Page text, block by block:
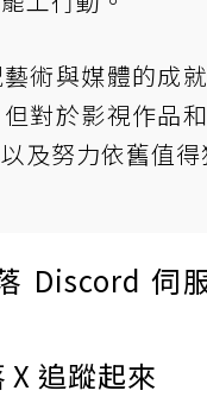
術與媒體的成
對於影視作品
及努力依舊值得
Discord 伺
X 追蹤起來